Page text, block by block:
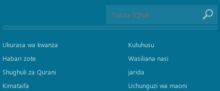
Ukurasa wa kwanza
Habari zote
Shughuli za Qurani
Kimataifa
Kutuhusu
Wasiliana nasi
jarida
Uchunguzi wa maoni